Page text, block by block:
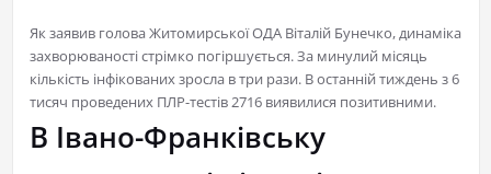
Як заявив голова Житомирської ОДА Віталій Бунечко, динаміка
захворюваності стрімко погіршується. За минулий місяць
кількість інфікованих зросла в три рази. В останній тиждень з 6
тисяч проведених ПЛР-тестів 2716 виявилися позитивними.
В Івано-Франківську